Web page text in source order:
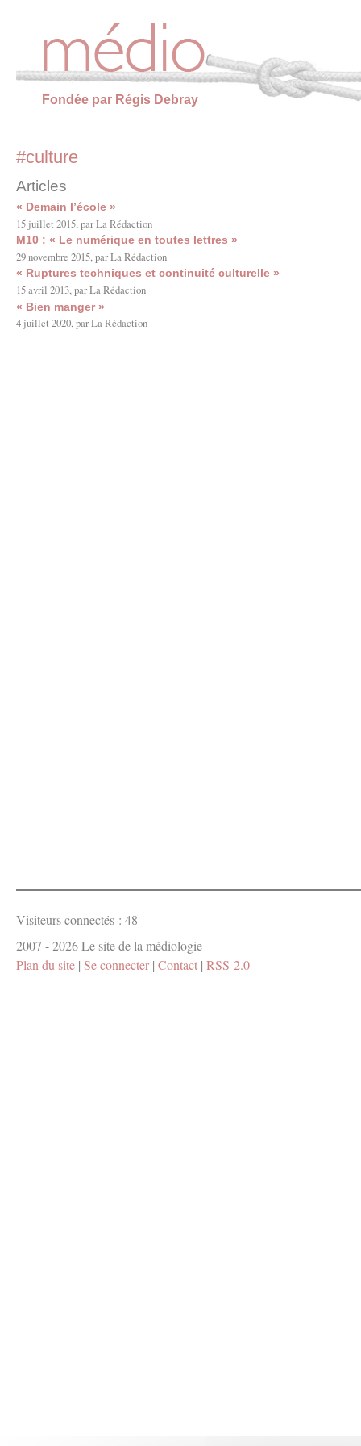
Fondée par Régis Debray
#culture
Articles
« Demain l’école »
15 juillet 2015, par La Rédaction
M10 : « Le numérique en toutes lettres »
29 novembre 2015, par La Rédaction
« Ruptures techniques et continuité culturelle »
15 avril 2013, par La Rédaction
« Bien manger »
4 juillet 2020, par La Rédaction
Visiteurs connectés : 48
2007 - 2026 Le site de la médiologie
Plan du site | Se connecter| Contact | RSS 2.0